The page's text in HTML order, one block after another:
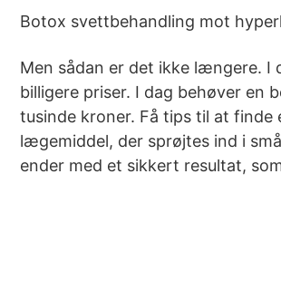
Botox svettbehandling mot
Men sådan er det ikke længere. I
billigere priser. I dag behøver en
tusinde kroner. Få tips til at
lægemiddel, der sprøjtes ind i
ender med et sikkert resultat,